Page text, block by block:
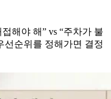
해야 해” vs “주차가 불
선순위를 정해가면 결정